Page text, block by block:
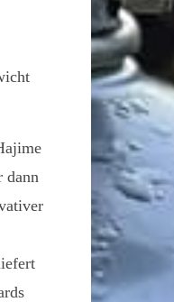
dann